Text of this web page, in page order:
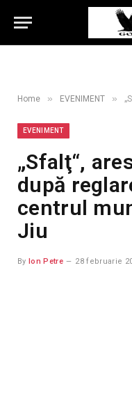
Home » EVENIMENT »
EVENIMENT
„Sfalţ“,
după
centrul
Jiu
By Ion Petre 28 februarie